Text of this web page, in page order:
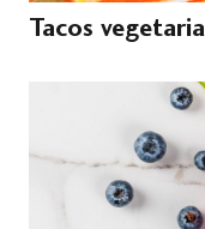
Tacos